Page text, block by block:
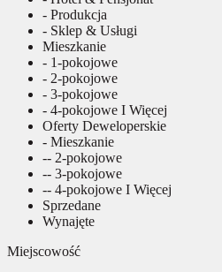
- Produkcja
- Sklep & Usługi
Mieszkanie
- 1-pokojowe
- 2-pokojowe
- 3-pokojowe
- 4-pokojowe I Więcej
Oferty Deweloperskie
- Mieszkanie
-- 2-pokojowe
-- 3-pokojowe
-- 4-pokojowe I Więcej
Sprzedane
Wynajęte
Miejscowość